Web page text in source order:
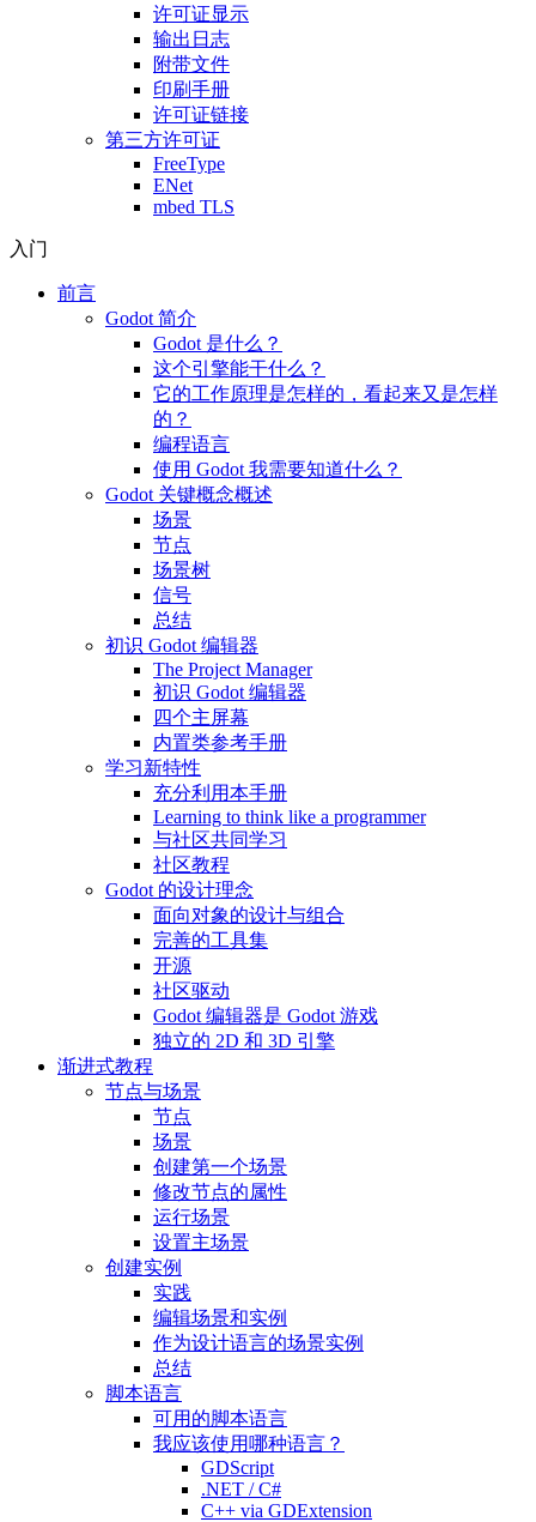
许可证显示
输出日志
附带文件
印刷手册
许可证链接
第三方许可证
FreeType
ENet
mbed TLS
入门
前言
Godot 简介
Godot 是什么？
这个引擎能干什么？
它的工作原理是怎样的，看起来又是怎样
的？
编程语言
使用 Godot 我需要知道什么？
Godot 关键概念概述
场景
节点
场景树
信号
总结
初识 Godot 编辑器
The Project Manager
初识 Godot 编辑器
四个主屏幕
内置类参考手册
学习新特性
充分利用本手册
Learning to think like a programmer
与社区共同学习
社区教程
Godot 的设计理念
面向对象的设计与组合
完善的工具集
开源
社区驱动
Godot 编辑器是 Godot 游戏
独立的 2D 和 3D 引擎
渐进式教程
节点与场景
节点
场景
创建第一个场景
修改节点的属性
运行场景
设置主场景
创建实例
实践
编辑场景和实例
作为设计语言的场景实例
总结
脚本语言
可用的脚本语言
我应该使用哪种语言？
GDScript
.NET / C#
C++ via GDExtension